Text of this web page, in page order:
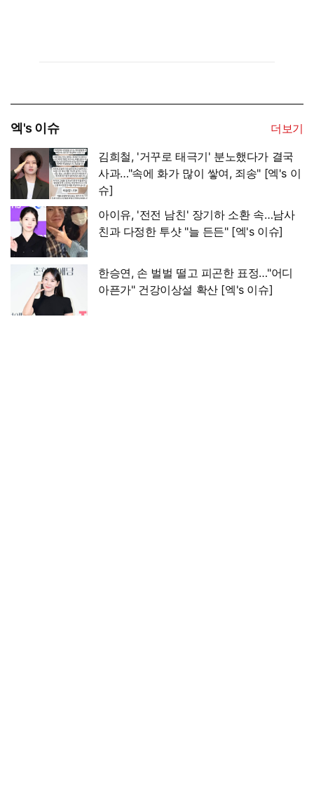
엑's 이슈
더보기
김희철, '거꾸로 태극기' 분노했다가 결국
사과…"속에 화가 많이 쌓여, 죄송" [엑's 이
슈]
아이유, '전전 남친' 장기하 소환 속…남사
친과 다정한 투샷 "늘 든든" [엑's 이슈]
한승연, 손 벌벌 떨고 피곤한 표정…"어디
아픈가" 건강이상설 확산 [엑's 이슈]